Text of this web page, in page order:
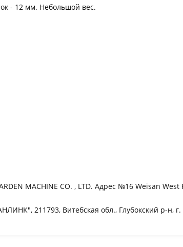
- 12 мм. Небольшой вес.
MACHINE CO. , LTD. Адрес №16 Weisan West
211793, Витебская обл., Глубокский р-н, г.